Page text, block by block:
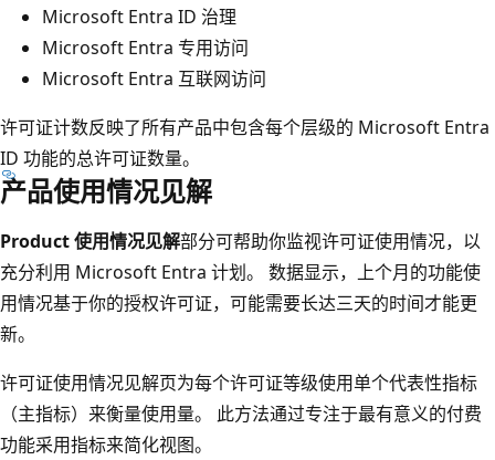
Microsoft Entra ID 治理
Microsoft Entra 专用访问
Microsoft Entra 互联网访问
许可证计数反映了所有产品中包含每个层级的 Microsoft Entra
ID 功能的总许可证数量。
产品使用情况见解
Product 使用情况见解部分可帮助你监视许可证使用情况，以
充分利用 Microsoft Entra 计划。 数据显示，上个月的功能使
用情况基于你的授权许可证，可能需要长达三天的时间才能更
新。
许可证使用情况见解页为每个许可证等级使用单个代表性指标
（主指标）来衡量使用量。 此方法通过专注于最有意义的付费
功能采用指标来简化视图。